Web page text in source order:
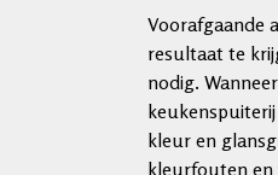
Voorafgaande
resultaat te
nodig.
kleur en
kleurfouten en